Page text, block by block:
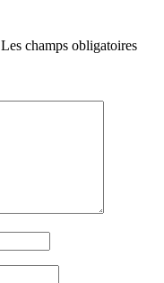
Les champs obligatoires